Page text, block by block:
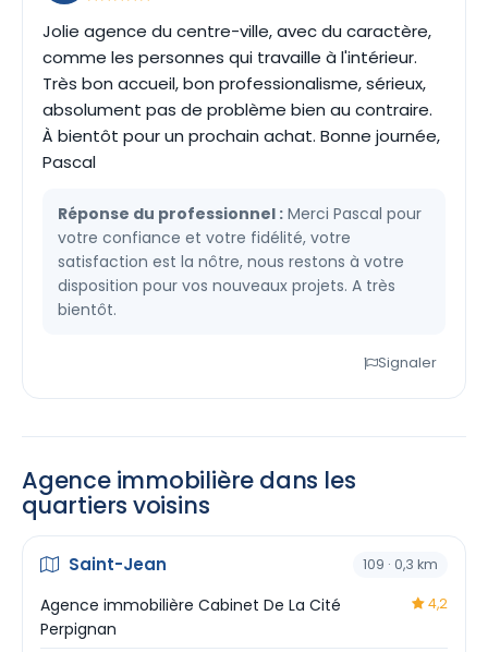
Jolie agence du centre-ville, avec du caractère,
comme les personnes qui travaille à l'intérieur.
Très bon accueil, bon professionalisme, sérieux,
absolument pas de problème bien au contraire.
À bientôt pour un prochain achat. Bonne journée,
Pascal
Réponse du professionnel : Merci Pascal pour
votre confiance et votre fidélité, votre
satisfaction est la nôtre, nous restons à votre
disposition pour vos nouveaux projets. A très
bientôt.
Signaler
Agence immobilière dans les
quartiers voisins
Saint-Jean 109 · 0,3 km
Agence immobilière Cabinet De La Cité
Perpignan
4,2